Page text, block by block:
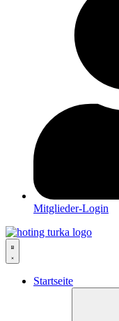
Mitglieder-Login
Startseite